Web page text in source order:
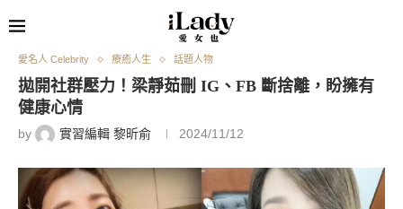
愛名人 Celebrity 療癒人生 話題人物
拋開社群壓力！梁靜茹刪 IG、FB 斷捨離，盼擁有
健康心情
by 實習編輯 黎昕俞 2024/11/12